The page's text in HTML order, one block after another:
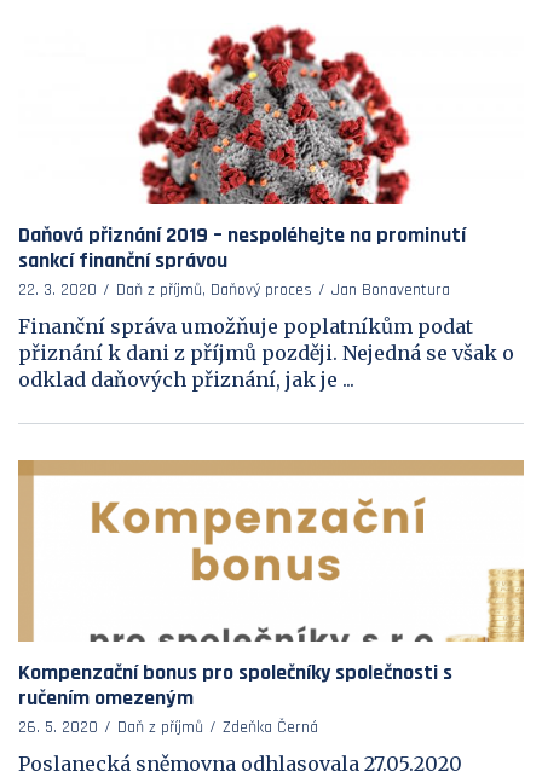
Daňová přiznání 2019 – nespoléhejte na prominutí
sankcí finanční správou
22. 3. 2020 Daň z příjmů, Daňový proces Jan Bonaventura
Finanční správa umožňuje poplatníkům podat
přiznání k dani z příjmů později. Nejedná se však o
odklad daňových přiznání, jak je ...
Kompenzační bonus pro společníky společnosti s
ručením omezeným
26. 5. 2020 Daň z příjmů Zdeňka Černá
Poslanecká sněmovna odhlasovala 27.05.2020